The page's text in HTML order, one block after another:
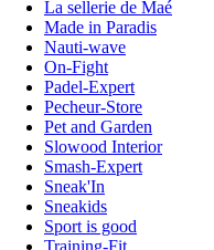
La sellerie de Maé
Made in Paradis
Nauti-wave
On-Fight
Padel-Expert
Pecheur-Store
Pet and Garden
Slowood Interior
Smash-Expert
Sneak'In
Sneakids
Sport is good